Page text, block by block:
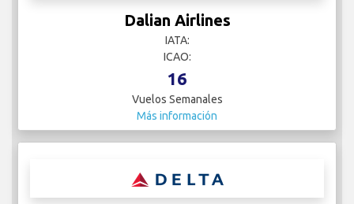
Dalian Airlines
IATA:
ICAO:
16
Vuelos Semanales
Más información